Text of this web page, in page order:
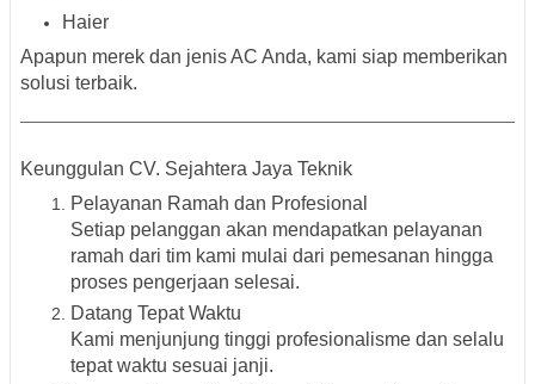
Haier
Apapun merek dan jenis AC Anda, kami siap memberikan
solusi terbaik.
Keunggulan CV. Sejahtera Jaya Teknik
Pelayanan Ramah dan Profesional
Setiap pelanggan akan mendapatkan pelayanan
ramah dari tim kami mulai dari pemesanan hingga
proses pengerjaan selesai.
Datang Tepat Waktu
Kami menjunjung tinggi profesionalisme dan selalu
tepat waktu sesuai janji.